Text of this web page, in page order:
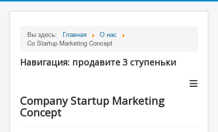
Вы здесь: Главная
О нас
Co Startup Marketing Concept
Навигация: продавите 3 ступеньки
≡
Company Startup Marketing
Concept